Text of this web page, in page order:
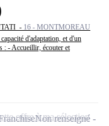
- 16 - MONTMOREAU
d'adaptation, et d'un
: - Accueillir, écouter et
Non renseigné
offre à ma sélection